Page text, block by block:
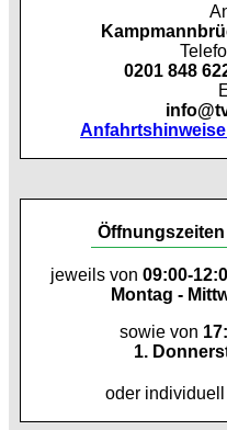
0201 848
jeweils von 09:00-
Montag -
sowie von
1.
oder